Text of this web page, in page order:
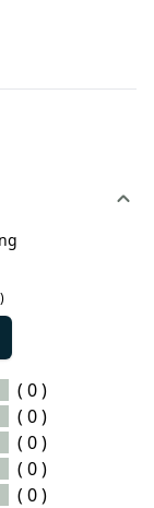
( 0 )
( 0 )
( 0 )
( 0 )
( 0 )